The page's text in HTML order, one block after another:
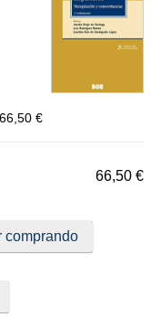
66,50 €
66,50 €
comprando